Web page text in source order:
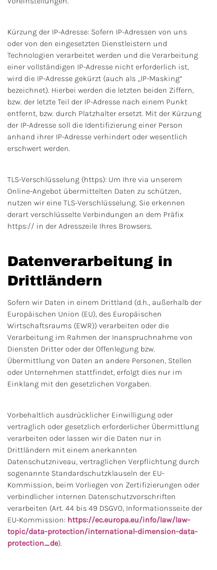
Kürzung der IP-Adresse: Sofern IP-Adressen von uns
oder von den eingesetzten Dienstleistern und
Technologien verarbeitet werden und die Verarbeitung
einer vollständigen IP-Adresse nicht erforderlich ist,
wird die IP-Adresse gekürzt (auch als „IP-Masking“
bezeichnet). Hierbei werden die letzten beiden Ziffern,
bzw. der letzte Teil der IP-Adresse nach einem Punkt
entfernt, bzw. durch Platzhalter ersetzt. Mit der Kürzung
der IP-Adresse soll die Identifizierung einer Person
anhand ihrer IP-Adresse verhindert oder wesentlich
erschwert werden.
TLS-Verschlüsselung (https): Um Ihre via unserem
Online-Angebot übermittelten Daten zu schützen,
nutzen wir eine TLS-Verschlüsselung. Sie erkennen
derart verschlüsselte Verbindungen an dem Präfix
https:// in der Adresszeile Ihres Browsers.
Datenverarbeitung in
Drittländern
Sofern wir Daten in einem Drittland (d.h., außerhalb der
Europäischen Union (EU), des Europäischen
Wirtschaftsraums (EWR)) verarbeiten oder die
Verarbeitung im Rahmen der Inanspruchnahme von
Diensten Dritter oder der Offenlegung bzw.
Übermittlung von Daten an andere Personen, Stellen
oder Unternehmen stattfindet, erfolgt dies nur im
Einklang mit den gesetzlichen Vorgaben.
Vorbehaltlich ausdrücklicher Einwilligung oder
vertraglich oder gesetzlich erforderlicher Übermittlung
verarbeiten oder lassen wir die Daten nur in
Drittländern mit einem anerkannten
Datenschutzniveau, vertraglichen Verpflichtung durch
sogenannte Standardschutzklauseln der EU-
Kommission, beim Vorliegen von Zertifizierungen oder
verbindlicher internen Datenschutzvorschriften
verarbeiten (Art. 44 bis 49 DSGVO, Informationsseite der
EU-Kommission: https://ec.europa.eu/info/law/law-
topic/data-protection/international-dimension-data-
protection_de).